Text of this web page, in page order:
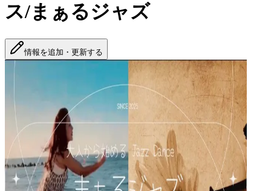
ス/まぁるジャズ
情報を追加・更新する